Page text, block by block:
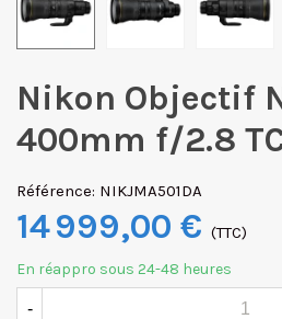
Nikon Objectif
400mm f/2.8 TC
Référence: NIKJMA501DA
14 999,00 € (TTC)
En réappro sous 24-48 heures
-